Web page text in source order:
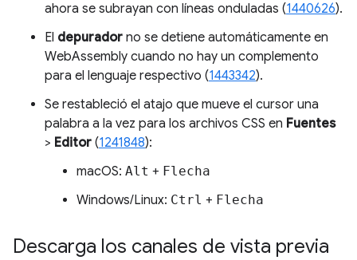
ahora se subrayan con líneas onduladas (1440626).
El depurador no se detiene automáticamente en
WebAssembly cuando no hay un complemento
para el lenguaje respectivo (1443342).
Se restableció el atajo que mueve el cursor una
palabra a la vez para los archivos CSS en Fuentes
> Editor (1241848):
macOS: Alt + Flecha
Windows/Linux: Ctrl + Flecha
Descarga los canales de vista previa